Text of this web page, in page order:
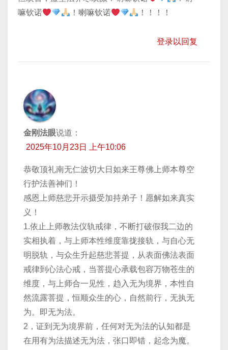
嘛钦诺
！喇嘛钦诺 ！！！！
登录以回复
金刚法眼说道：
2025年10月23日 上午10:06
恭敬顶礼南无仁波切大日如来王尊佛上师本尊空
行护法善神们！
感恩上师慈悲开示摄受加持弟子！愿解如来真实
义！
1.依止上师教法仪轨戒律，不断打破假我二边的
实相执着，与上师本性维度靠拢接轨，与自心无
明脱轨，与众生升起慈悲菩提，从表面佛法表面
戒律到心法心戒，当菩提心承载包容万物苍生的
维度，与上师合一见性，趋入无为境界，本性自
然流露菩提，恒顺众生的心，自然前行，无执无
为。即无为法。
2，证到无为境界前，任何对无为法的认知都是
在用有为法描述无为法，张口即错，起念为魔。